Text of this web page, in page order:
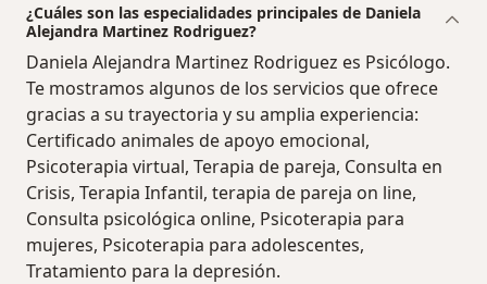
¿Cuáles son las especialidades principales de Daniela
Alejandra Martinez Rodriguez?
Daniela Alejandra Martinez Rodriguez es Psicólogo.
Te mostramos algunos de los servicios que ofrece
gracias a su trayectoria y su amplia experiencia:
Certificado animales de apoyo emocional,
Psicoterapia virtual, Terapia de pareja, Consulta en
Crisis, Terapia Infantil, terapia de pareja on line,
Consulta psicológica online, Psicoterapia para
mujeres, Psicoterapia para adolescentes,
Tratamiento para la depresión.